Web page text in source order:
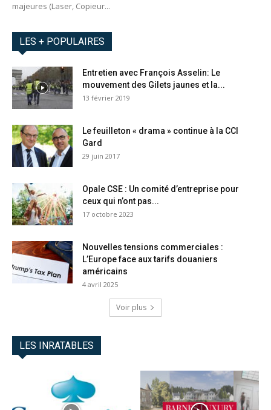
majeures (Laser, Copieur...
LES + POPULAIRES
Entretien avec François Asselin: Le
mouvement des Gilets jaunes et la...
13 février 2019
Le feuilleton « drama » continue à la CCI
Gard
29 juin 2017
Opale CSE : Un comité d’entreprise pour
ceux qui n’ont pas...
17 octobre 2023
Nouvelles tensions commerciales :
L’Europe face aux tarifs douaniers
américains
4 avril 2025
Voir plus
LES INRATABLES